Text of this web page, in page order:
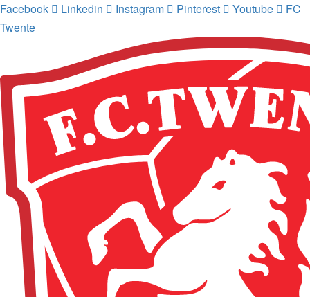
Facebook
Linkedin Instagram Pinterest Youtube
FC
Twente